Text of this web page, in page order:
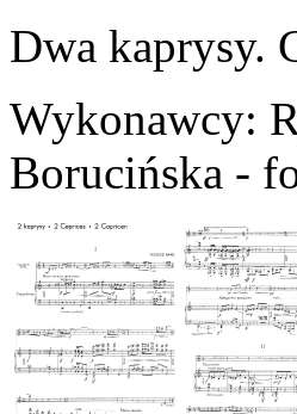
Dwa kaprysy.
Wykonawcy:
Borucińska -